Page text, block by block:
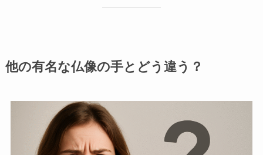
他の有名な仏像の手とどう違う？